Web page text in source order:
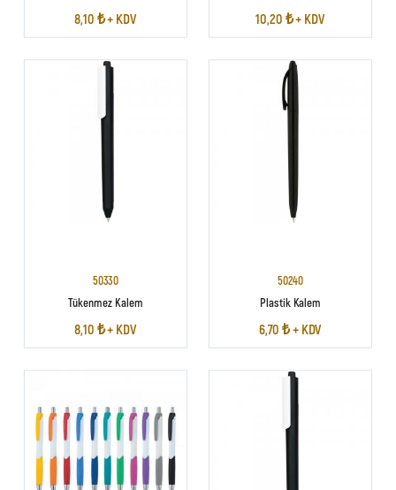
8,10 ₺ + KDV 10,20 ₺ + KDV
50330
Tükenmez Kalem
8,10 ₺ + KDV
50240
Plastik Kalem
6,70 ₺ + KDV